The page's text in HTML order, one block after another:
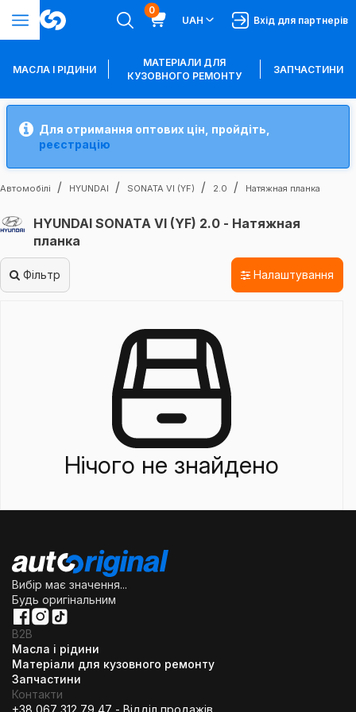
0
UAH
Вхід для партнерів
МАСЛА І РІДИНИ
МАТЕРІАЛИ ДЛЯ
КУЗОВНОГО РЕМОНТУ
ЗАПЧАСТИНИ
Для отримання оптових цін, пройдіть,
реєстрацію
Автомобілі HYUNDAI SONATA VI (YF) 2.0 Натяжная планка
HYUNDAI SONATA VI (YF) 2.0 - Натяжная
планка
Фільтр Налаштування
Нічого не знайдено
Вибір має значення...
Будь оригінальним
B2B
Масла і рідини
Матеріали для кузовного ремонту
Запчастини
Контакти
+38 067 312 79 47 - Відділ продажів